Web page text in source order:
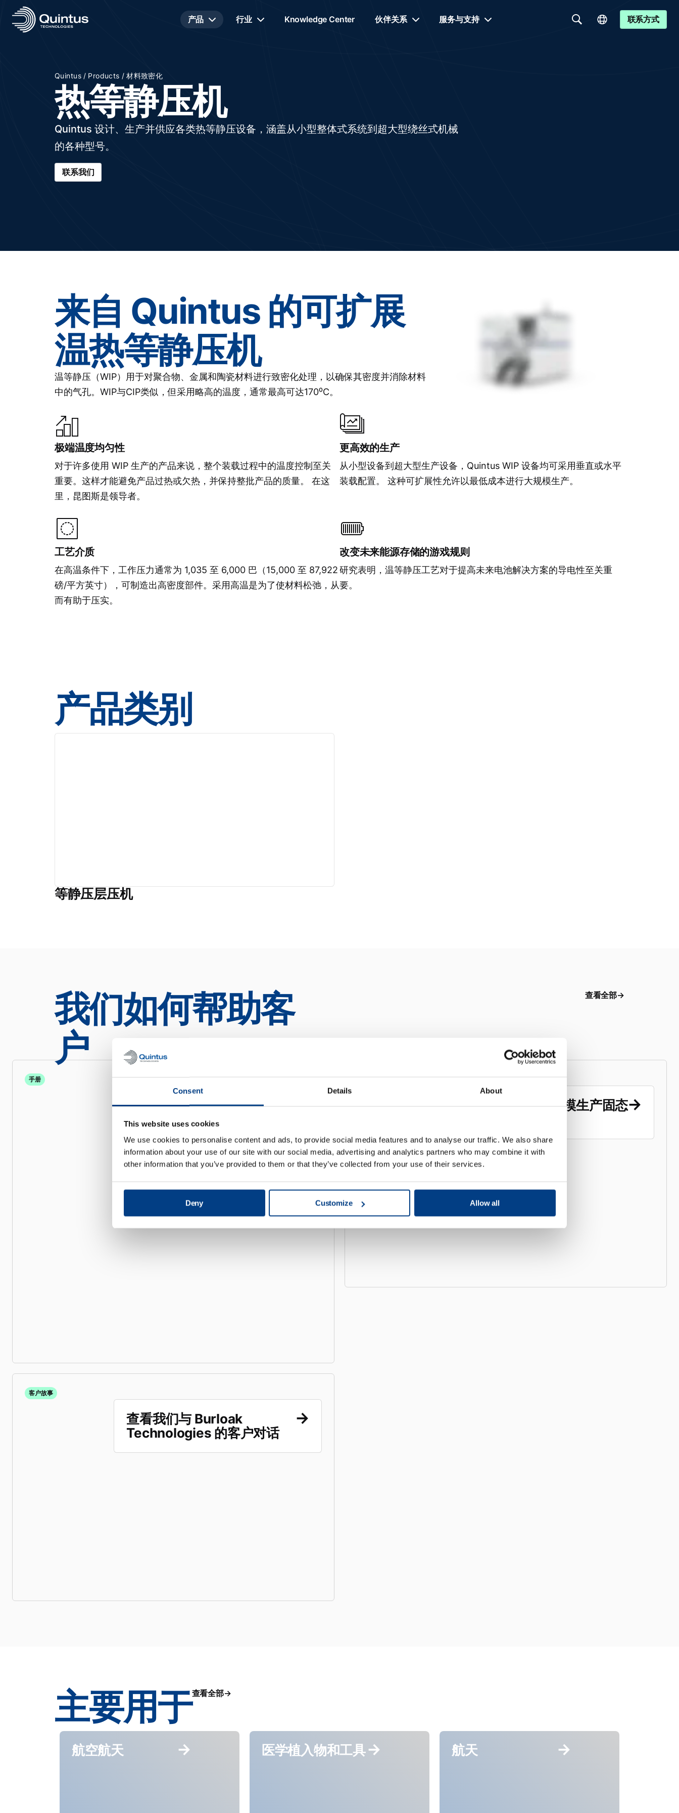
Consent Details About
This website uses cookies
We use cookies to personalise content and ads, to provide social media features and to analyse our traffic. We also share
information about your use of our site with our social media, advertising and analytics partners who may combine it with
other information that you’ve provided to them or that they’ve collected from your use of their services.
Deny Customize Allow all
产品 行业 Knowledge Center 伙伴关系 服务与支持 联系方式
Quintus / Products / 材料致密化
热等静压机
Quintus 设计、生产并供应各类热等静压设备，涵盖从小型整体式系统到超大型绕丝式机械
的各种型号。
联系我们
来自 Quintus 的可扩展
温热等静压机
温等静压（WIP）用于对聚合物、金属和陶瓷材料进行致密化处理，以确保其密度并消除材料
中的气孔。WIP与CIP类似，但采用略高的温度，通常最高可达170⁰C。
极端温度均匀性
对于许多使用 WIP 生产的产品来说，整个装载过程中的温度控制至关
重要。这样才能避免产品过热或欠热，并保持整批产品的质量。 在这
里，昆图斯是领导者。
更高效的生产
从小型设备到超大型生产设备，Quintus WIP 设备均可采用垂直或水平
装载配置。 这种可扩展性允许以最低成本进行大规模生产。
工艺介质
在高温条件下，工作压力通常为 1,035 至 6,000 巴（15,000 至 87,922
磅/平方英寸），可制造出高密度部件。采用高温是为了使材料松弛，从
而有助于压实。
改变未来能源存储的游戏规则
研究表明，温等静压工艺对于提高未来电池解决方案的导电性至关重
要。
产品类别
等静压层压机
我们如何帮助客
户
查看全部
手册
用于固态电池研究和批量生产
的 Quintus 电池压机
WHITE PAPER
等静压工艺在大规模生产固态
客户故事
查看我们与 Burloak
Technologies 的客户对话
主要用于查看全部
航空航天 医学植入物和工具 航天